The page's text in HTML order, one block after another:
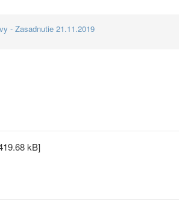
- Zasadnutie 21.11.2019
kB]